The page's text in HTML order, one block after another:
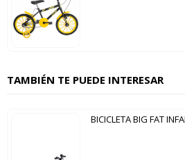
TAMBIÉN TE PUEDE INTERESAR
BICICLETA BIG FAT